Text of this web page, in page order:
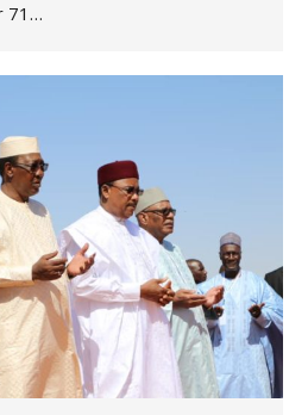
71…